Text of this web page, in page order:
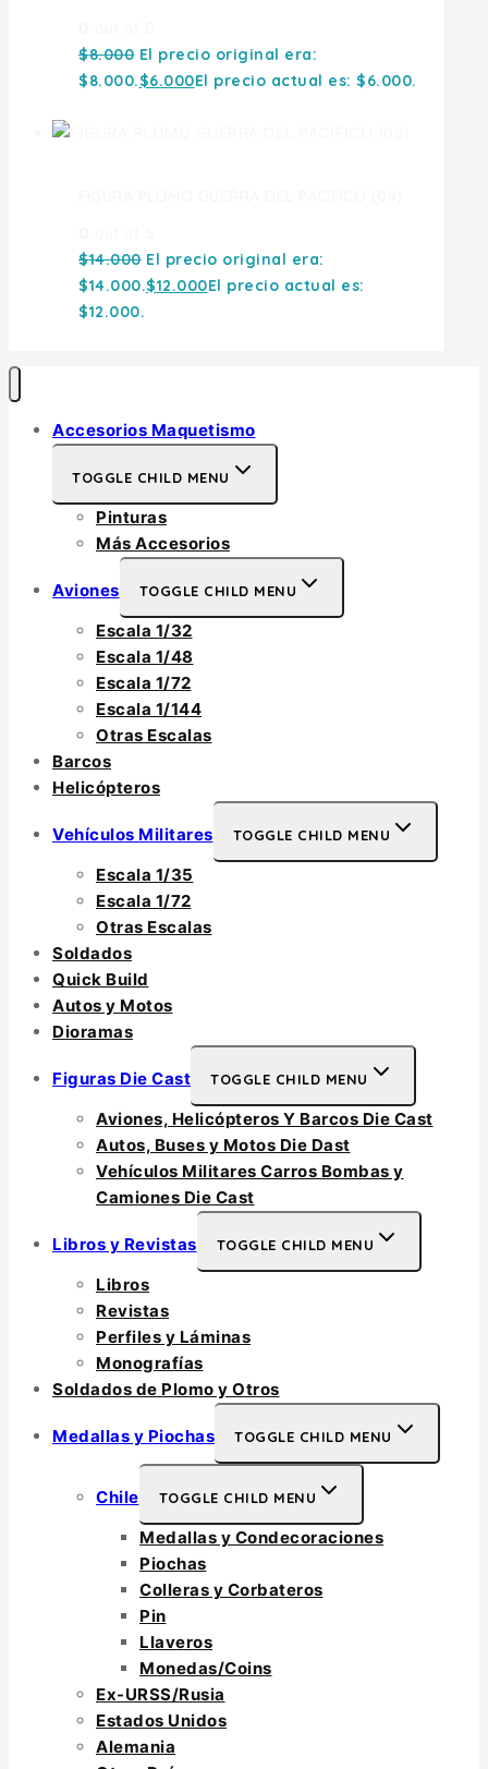
$8.000 El precio original era:
$8.000.$6.000El precio actual es: $6.000.
$14.000 El precio original era:
$14.000.$12.000El precio actual es:
$12.000.
Accesorios Maquetismo
TOGGLE CHILD MENU
Pinturas
Más Accesorios
Aviones TOGGLE CHILD MENU
Escala 1/32
Escala 1/48
Escala 1/72
Escala 1/144
Otras Escalas
Barcos
Helicópteros
Vehículos Militares TOGGLE CHILD MENU
Escala 1/35
Escala 1/72
Otras Escalas
Soldados
Quick Build
Autos y Motos
Dioramas
Figuras Die Cast TOGGLE CHILD MENU
Aviones, Helicópteros Y Barcos Die Cast
Autos, Buses y Motos Die Dast
Vehículos Militares Carros Bombas y
Camiones Die Cast
Libros y Revistas TOGGLE CHILD MENU
Libros
Revistas
Perfiles y Láminas
Monografías
Soldados de Plomo y Otros
Medallas y Piochas TOGGLE CHILD MENU
Chile TOGGLE CHILD MENU
Medallas y Condecoraciones
Piochas
Colleras y Corbateros
Pin
Llaveros
Monedas/Coins
Ex-URSS/Rusia
Estados Unidos
Alemania